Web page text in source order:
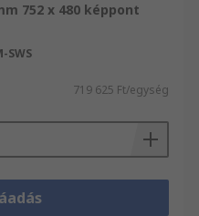
752 x 480 képpont
SWS
719 625 Ft/egység